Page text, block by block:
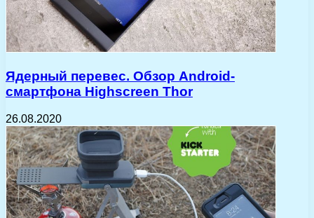
Ядерный перевес. Обзор Android-
смартфона Highscreen Thor
26.08.2020